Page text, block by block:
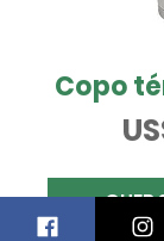
Copo
QUER